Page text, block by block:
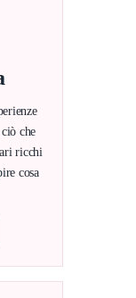
che
ricchi
cosa